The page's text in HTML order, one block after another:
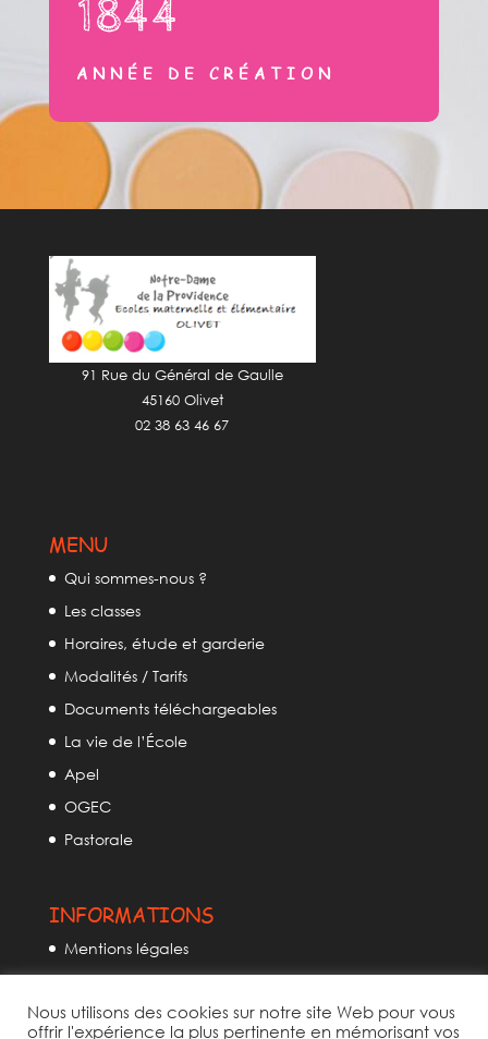
1844
ANNÉE DE CRÉATION
91 Rue du Général de Gaulle
45160 Olivet
02 38 63 46 67
MENU
Qui sommes-nous ?
Les classes
Horaires, étude et garderie
Modalités / Tarifs
Documents téléchargeables
La vie de l’École
Apel
OGEC
Pastorale
INFORMATIONS
Mentions légales
Politique de confidentialité
Politique des cookies
Nous utilisons des cookies sur notre site Web pour vous
offrir l'expérience la plus pertinente en mémorisant vos